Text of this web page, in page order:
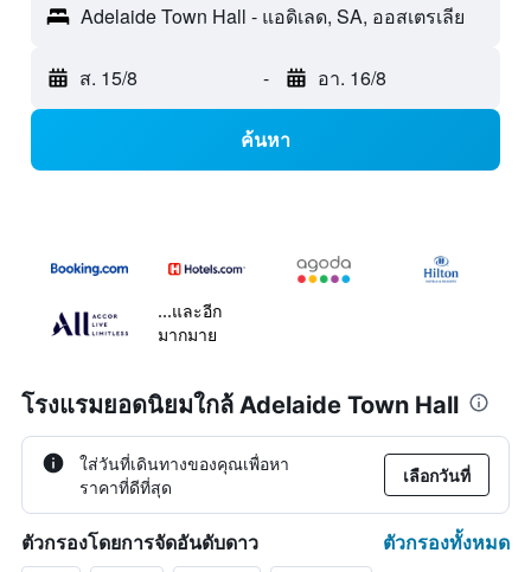
Adelaide Town Hall - แอดิเลด, SA, ออสเตรเลีย
ส. 15/8 - อา. 16/8
ค้นหา
...และอีก
มากมาย
โรงแรมยอดนิยมใกล้ Adelaide Town Hall
ใส่วันที่เดินทางของคุณเพื่อหา
ราคาที่ดีที่สุด
เลือกวันที่
ตัวกรองโดยการจัดอันดับดาว ตัวกรองทั้งหมด